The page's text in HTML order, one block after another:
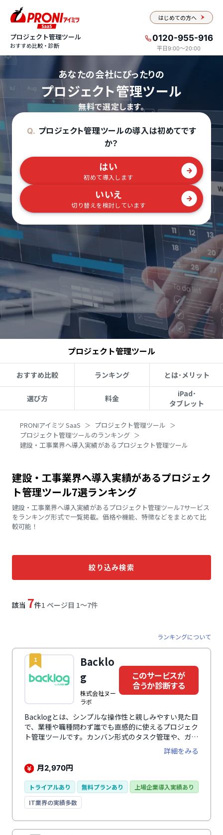
はじめての方へ
プロジェクト管理ツール
おすすめ比較・診断
0120-955-916
平日9:00〜20:00
あなたの会社にぴったりの
プロジェクト管理ツール
無料で選定します。
Q. プロジェクト管理ツールの導入は初めてです
か？
はい
初めて導入します
いいえ
切り替えを検討しています
プロジェクト管理ツール
おすすめ比較 ランキング とは･メリット
選び方 料金
iPad･
タブレット
PRONIアイミツ SaaS
プロジェクト管理ツール
プロジェクト管理ツールのランキング
建設・工事業界へ導入実績があるプロジェクト管理ツール
建設・工事業界へ導入実績があるプロジェク
ト管理ツール7選ランキング
建設・工事業界へ導入実績があるプロジェクト管理ツール7サービス
をランキング形式で一覧掲載。価格や機能、特徴などをまとめて比
較可能！
絞り込み検索
該当 7件1 ページ目 1〜7件
ランキングについて
1
Backlo
g
株式会社ヌー
ラボ
このサービスが
合うか診断する
Backlogとは、シンプルな操作性と親しみやすい見た目
で、業種や職種問わず誰でも直感的に使えるプロジェク
ト管理ツールです。カンバン形式のタスク管理や、ガン
トチャート、wiki、コメント機能など、プロジェクトを
進める上で必要な機能が豊富に揃っているオールインワ
ンタイプです。
詳細をみる
月2,970円
トライアルあり 無料プランあり
上場企業導入実績あり
IT業界の実績多数